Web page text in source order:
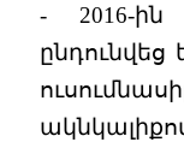
- 2016-ին
ընդունվեց